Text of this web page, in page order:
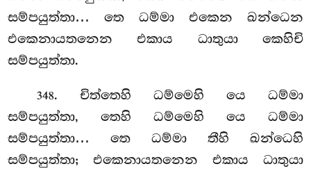
සම්පයුත්තා… තෙ ධම්මා එකෙන ඛන්ධෙන
එකෙනායතනෙන එකාය ධාතුයා කෙහිචි
සම්පයුත්තා.
348. චිත්තෙහි ධම්මෙහි යෙ ධම්මා
සම්පයුත්තා, තෙහි ධම්මෙහි යෙ ධම්මා
සම්පයුත්තා… තෙ ධම්මා තීහි ඛන්ධෙහි
සම්පයුත්තා; එකෙනායතනෙන එකාය ධාතුයා